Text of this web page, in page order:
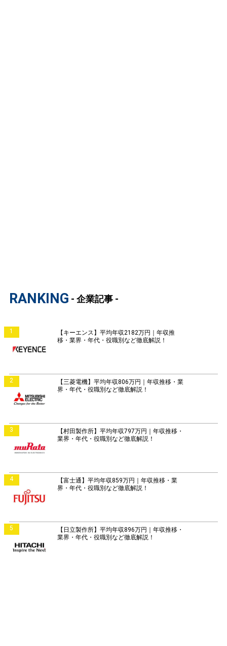
RANKING - 企業記事 -
1
【キーエンス】平均年収2182万円｜年収推
移・業界・年代・役職別など徹底解説！
2
【三菱電機】平均年収806万円｜年収推移・業
界・年代・役職別など徹底解説！
3
【村田製作所】平均年収797万円｜年収推移・
業界・年代・役職別など徹底解説！
4
【富士通】平均年収859万円｜年収推移・業
界・年代・役職別など徹底解説！
5
【日立製作所】平均年収896万円｜年収推移・
業界・年代・役職別など徹底解説！